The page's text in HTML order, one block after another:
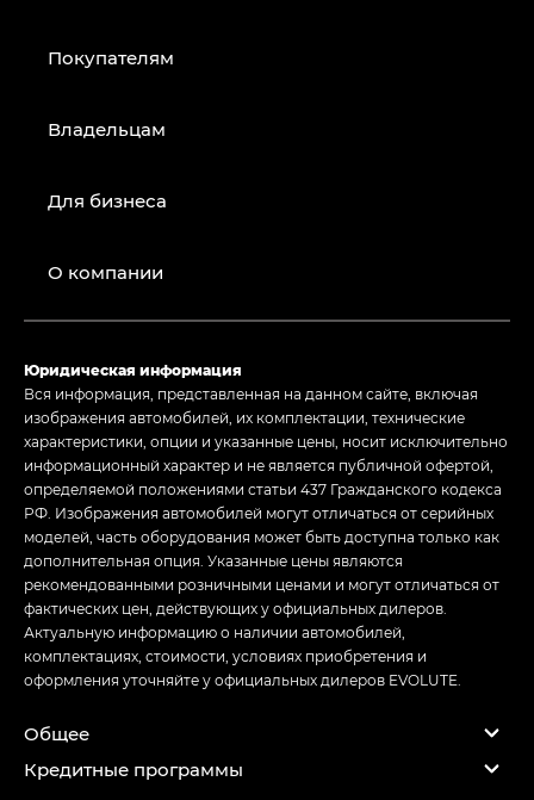
Покупателям
Владельцам
Для бизнеса
О компании
Юридическая информация
Вся информация, представленная на данном сайте, включая
изображения автомобилей, их комплектации, технические
характеристики, опции и указанные цены, носит исключительно
информационный характер и не является публичной офертой,
определяемой положениями статьи 437 Гражданского кодекса
РФ. Изображения автомобилей могут отличаться от серийных
моделей, часть оборудования может быть доступна только как
дополнительная опция. Указанные цены являются
рекомендованными розничными ценами и могут отличаться от
фактических цен, действующих у официальных дилеров.
Актуальную информацию о наличии автомобилей,
комплектациях, стоимости, условиях приобретения и
оформления уточняйте у официальных дилеров EVOLUTE.
Общее
Кредитные программы